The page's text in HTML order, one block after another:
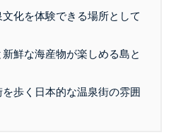
化を体験できる場所として
鮮な海産物が楽しめる島と
歩く日本的な温泉街の雰囲